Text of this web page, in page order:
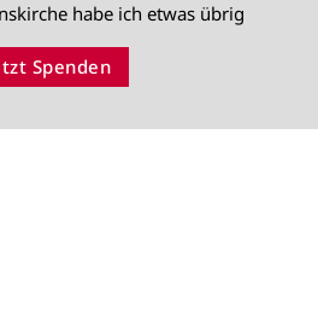
habe ich etwas übrig
Spenden